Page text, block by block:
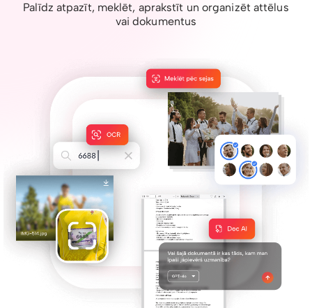
Palīdz atpazīt, meklēt, aprakstīt un organizēt attēlus
vai dokumentus